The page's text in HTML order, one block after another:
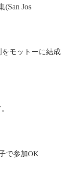
をモットーに結成
で参加OK